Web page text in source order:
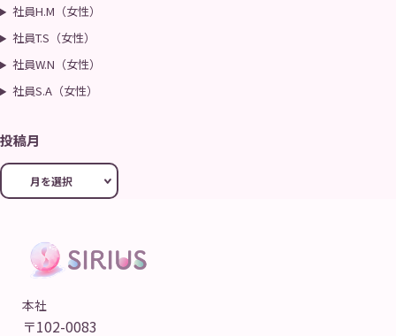
社員H.M（女性）
社員T.S（女性）
社員W.N（女性）
社員S.A（女性）
投稿月
本社
〒102-0083